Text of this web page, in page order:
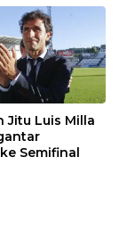
Jitu Luis Milla
Semifinal